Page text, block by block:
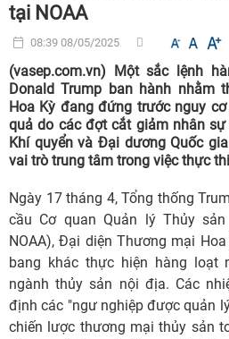
tại NOAA
08:39 08/05/2025
(vasep.com.vn) Một sắc lệnh
Donald Trump ban hành nhằm
Hoa Kỳ đang đứng trước nguy
quả do các đợt cắt giảm nhân
Khí quyển và Đại dương Quốc
vai trò trung tâm trong việc thực
Ngày 17 tháng 4, Tổng thống
cầu Cơ quan Quản lý Thủy
NOAA), Đại diện Thương mại
bang khác thực hiện hàng loạt
ngành thủy sản nội địa. Các
định các "ngư nghiệp được quản
chiến lược thương mại thủy sản